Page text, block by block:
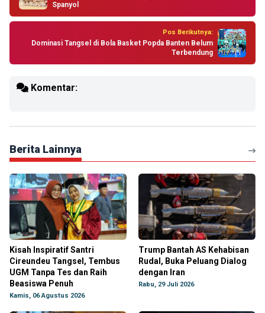
Spanyol
Pos Berikutnya:
Dominasi Tangsel di Bola Basket Popda Banten Belum
Terbendung
Komentar:
Berita Lainnya
Kisah Inspiratif Santri
Cireundeu Tangsel, Tembus
UGM Tanpa Tes dan Raih
Beasiswa Penuh
Kamis, 06 Agustus 2026
Trump Bantah AS Kehabisan
Rudal, Buka Peluang Dialog
dengan Iran
Rabu, 29 Juli 2026